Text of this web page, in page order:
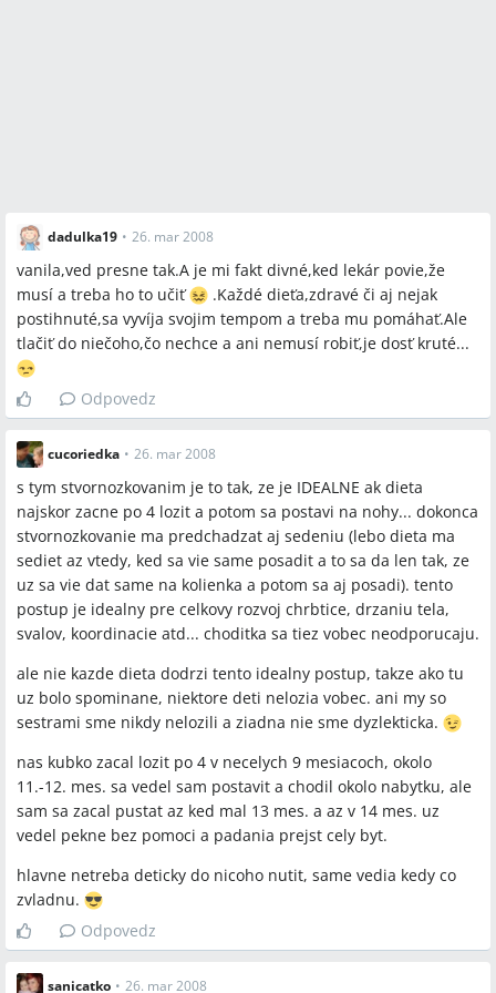
dadulka19 • 26. mar 2008
vanila,ved presne tak.A je mi fakt divné,ked lekár povie,že
musí a treba ho to učiť
.Každé dieťa,zdravé či aj nejak
postihnuté,sa vyvíja svojim tempom a treba mu pomáhať.Ale
tlačiť do niečoho,čo nechce a ani nemusí robiť,je dosť kruté...
Odpovedz
cucoriedka • 26. mar 2008
s tym stvornozkovanim je to tak, ze je IDEALNE ak dieta
najskor zacne po 4 lozit a potom sa postavi na nohy... dokonca
stvornozkovanie ma predchadzat aj sedeniu (lebo dieta ma
sediet az vtedy, ked sa vie same posadit a to sa da len tak, ze
uz sa vie dat same na kolienka a potom sa aj posadi). tento
postup je idealny pre celkovy rozvoj chrbtice, drzaniu tela,
svalov, koordinacie atd... choditka sa tiez vobec neodporucaju.
ale nie kazde dieta dodrzi tento idealny postup, takze ako tu
uz bolo spominane, niektore deti nelozia vobec. ani my so
sestrami sme nikdy nelozili a ziadna nie sme dyzlekticka.
nas kubko zacal lozit po 4 v necelych 9 mesiacoch, okolo
11.-12. mes. sa vedel sam postavit a chodil okolo nabytku, ale
sam sa zacal pustat az ked mal 13 mes. a az v 14 mes. uz
vedel pekne bez pomoci a padania prejst cely byt.
hlavne netreba deticky do nicoho nutit, same vedia kedy co
zvladnu.
Odpovedz
sanicatko • 26. mar 2008